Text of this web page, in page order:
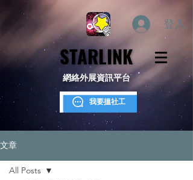
登入
STARLINK
STARLINK
網絡外展資訊平台
我要搵社工
文章
All Posts